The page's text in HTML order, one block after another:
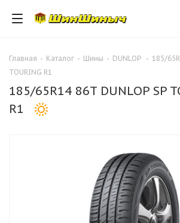
Главная - Каталог - Шины - DUNLOP - 185/
TOURING R1
185/65R14 86T DUNLOP SP
R1